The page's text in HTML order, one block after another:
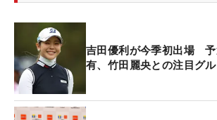
吉田優利が今季初出場 予
有、竹田麗央との注目グ